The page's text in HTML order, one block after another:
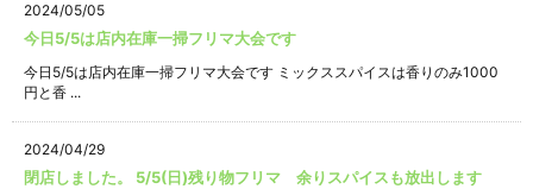
2024/05/05
今日5/5は店内在庫一掃フリマ大会です
今日5/5は店内在庫一掃フリマ大会です ミックススパイスは香りのみ1000
円と香 ...
2024/04/29
閉店しました。 5/5(日)残り物フリマ 余りスパイスも放出します